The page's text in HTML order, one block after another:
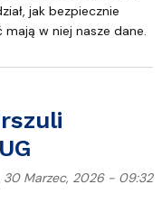
jak bezpiecznie
w niej nasze dane.
30 Marzec, 2026 - 09:32